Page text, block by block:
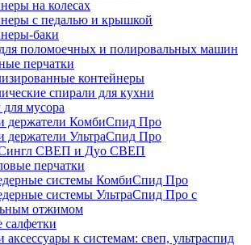
на колесах
с педалью и крышкой
баки
поломоечных и полировальных машин
перчатки
контейнеры
спирали для кухни
мусора
держатели КомбиСпид Про
УльтраСпид Про
СВЕП и Дуо СВЕП
перчатки
системы КомбиСпид Про
системы УльтраСпид Про с
отжимом
салфетки
аксессуары к системам: свеп, ультраспид